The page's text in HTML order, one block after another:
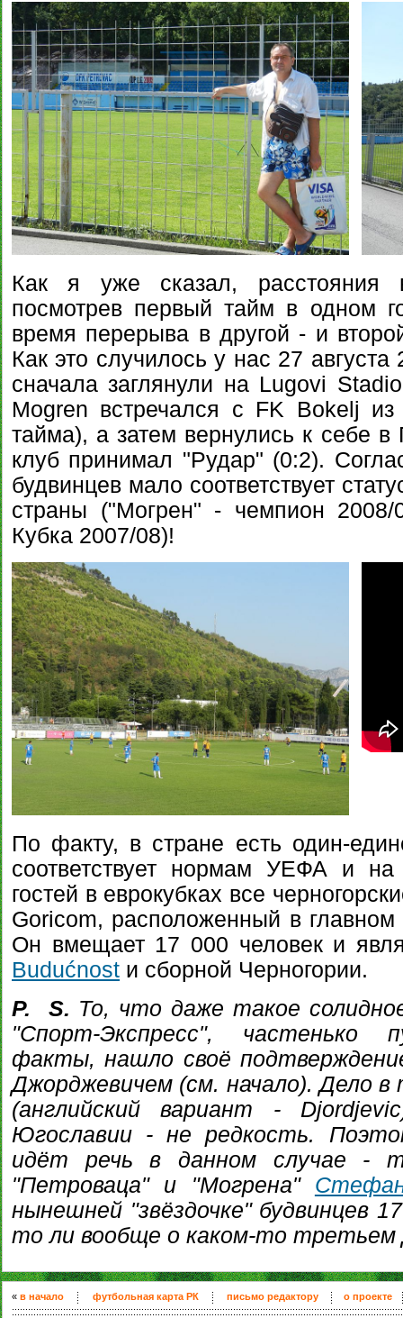
Как я уже сказал, расстояния
посмотрев первый тайм в одном
время перерыва в другой - и
Как это случилось у нас 27
сначала заглянули на Lugovi
Mogren встречался с FK Bokelj
тайма), а затем вернулись к себе
клуб принимал "Рудар" (0:2).
будвинцев мало соответствует
страны ("Могрен" - чемпион
Кубка 2007/08)!
По факту, в стране есть один-
соответствует нормам УЕФА и
гостей в еврокубках все
Goricom, расположенный в
Он вмещает 17 000 человек и
Budućnost и сборной Черногории.
P. S. То, что даже такое
"Спорт-Экспресс", частенько
факты, нашло своё
Джорджевичем (см. начало). Дело
(английский вариант -
Югославии - не редкость.
идёт речь в данном случае -
"Петроваца" и "Могрена"
нынешней "звёздочке" будвинцев
то ли вообще о каком-то
« в начало футбольная карта РК письмо редактору о проекте